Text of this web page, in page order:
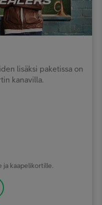
lisäksi paketissa on
kanavilla.
ja kaapelikortille.